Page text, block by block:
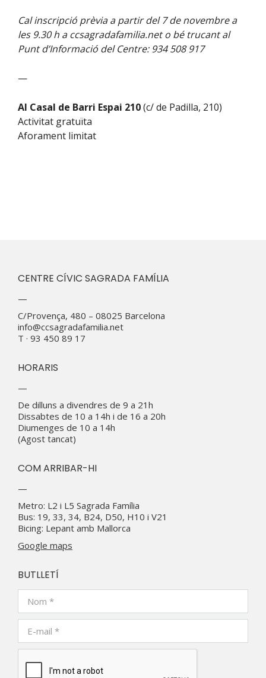
Cal inscripció prèvia a partir del 7 de novembre a
les 9.30 h a ccsagradafamilia.net o bé trucant al
Punt d’Informació del Centre: 934 508 917
—
Al Casal de Barri Espai 210(c/ de Padilla, 210)
Activitat gratuïta
Aforament limitat
CENTRE CÍVIC SAGRADA FAMÍLIA
—
C/Provença, 480 – 08025 Barcelona
info@ccsagradafamilia.net
T · 93 450 89 17
HORARIS
—
De dilluns a divendres de 9 a 21h
Dissabtes de 10 a 14h i de 16 a 20h
Diumenges de 10 a 14h
(Agost tancat)
COM ARRIBAR-HI
—
Metro: L2 i L5 Sagrada Família
Bus: 19, 33, 34, B24, D50, H10 i V21
Bicing: Lepant amb Mallorca
Google maps
BUTLLETÍ